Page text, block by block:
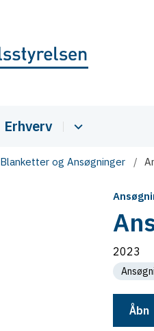
Erhverv
Blanketter og Ansøgninger
2023
Åbn